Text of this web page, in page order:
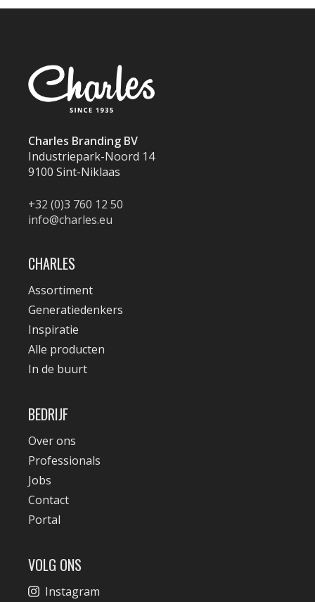
Charles Branding BV
Industriepark-Noord 14
9100 Sint-Niklaas
+32 (0)3 760 12 50
info@charles.eu
CHARLES
Assortiment
Generatiedenkers
Inspiratie
Alle producten
In de buurt
BEDRIJF
Over ons
Professionals
Jobs
Contact
Portal
VOLG ONS
Instagram